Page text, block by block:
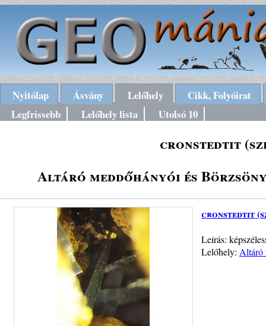
Nyitólap Ásvány Lelőhely
Cikk, Folyóirat
Legfrissebb
Lelőhely lista Utolsó 10
cronstedtit
Altáró meddőhányói és
cronstedtit
Leírás:
Lelőhely: Altáró